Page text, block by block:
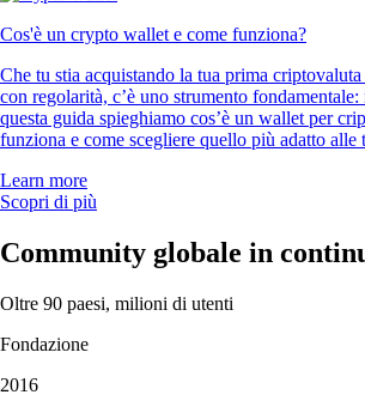
Cos'è un crypto wallet e come funziona?
Che tu stia acquistando la tua prima
con regolarità, c’è uno strumento
questa guida spieghiamo cos’è un wallet per
funziona e come scegliere quello più adatto alle
Learn more
Scopri di più
Community globale in
Oltre 90 paesi, milioni di utenti
Fondazione
2016